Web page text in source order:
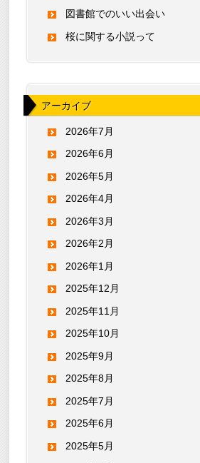
図書館でのいい出会い
桜に関する小説って
アーカイブ
2026年7月
2026年6月
2026年5月
2026年4月
2026年3月
2026年2月
2026年1月
2025年12月
2025年11月
2025年10月
2025年9月
2025年8月
2025年7月
2025年6月
2025年5月